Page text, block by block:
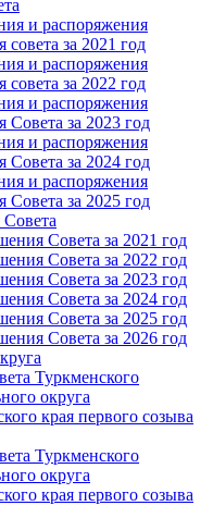
и распоряжения
совета за 2021 год
и распоряжения
совета за 2022 год
и распоряжения
Cовета за 2023 год
и распоряжения
Cовета за 2024 год
и распоряжения
Cовета за 2025 год
Совета за 2021 год
Совета за 2022 год
Cовета за 2023 год
Совета за 2024 год
Совета за 2025 год
Совета за 2026 год
Туркменского
округа
края первого созыва
Туркменского
округа
края первого созыва